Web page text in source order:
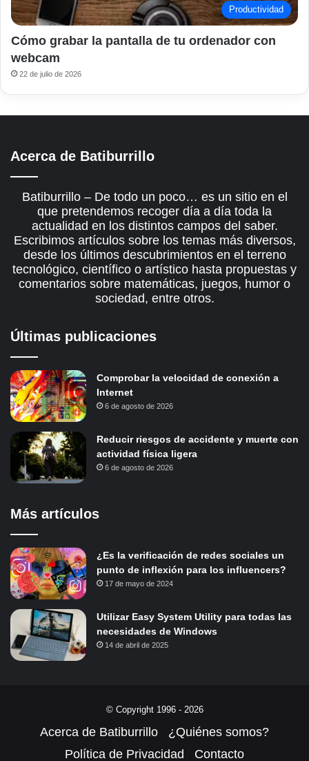
Productividad
Cómo grabar la pantalla de tu ordenador con
webcam
22 de julio de 2026
Acerca de Batiburrillo
Batiburrillo – De todo un poco… es un sitio en el
que pretendemos recoger día a día toda la
actualidad en los distintos campos del saber.
Escribimos artículos sobre los temas más diversos,
desde los últimos descubrimientos en el terreno
tecnológico, científico o artístico hasta propuestas y
comentarios sobre matemáticas, juegos, humor o
sociedad, entre otros.
Últimas publicaciones
Comprobar la velocidad de conexión a
Internet
6 de agosto de 2026
Reducir riesgos de accidente y muerte con
actividad física ligera
6 de agosto de 2026
Más artículos
¿Es la verificación de redes sociales un
punto de inflexión para los influencers?
17 de mayo de 2024
Utilizar Easy System Utility para todas las
necesidades de Windows
14 de abril de 2025
© Copyright 1996 - 2026
Acerca de Batiburrillo
¿Quiénes somos?
Política de Privacidad
Contacto